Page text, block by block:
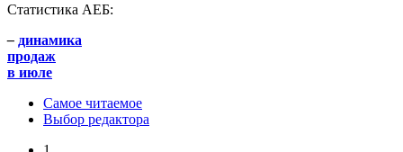
Статистика АЕБ:
– динамика
продаж
в июле
Самое читаемое
Выбор редактора